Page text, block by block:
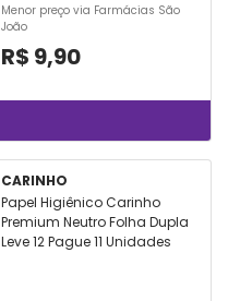
Menor preço via Farmácias São
João
R$ 9,90
CARINHO
Papel Higiênico Carinho
Premium Neutro Folha Dupla
Leve 12 Pague 11 Unidades